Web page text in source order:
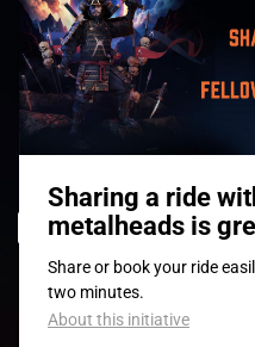
© 2008-2026- Apache
POLICY|CONDITIONS GÉNÉRALES